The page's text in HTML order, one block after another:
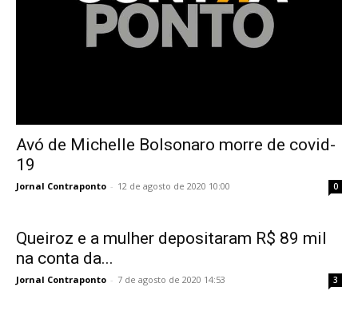
Avó de Michelle Bolsonaro morre de covid-
19
Jornal Contraponto - 12 de agosto de 2020 10:00 0
Queiroz e a mulher depositaram R$ 89 mil
na conta da...
Jornal Contraponto - 7 de agosto de 2020 14:53 3